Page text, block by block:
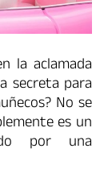
la aclamada
secreta para
No se
es un
por una